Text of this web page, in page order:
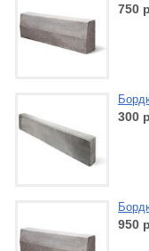
750
300
950